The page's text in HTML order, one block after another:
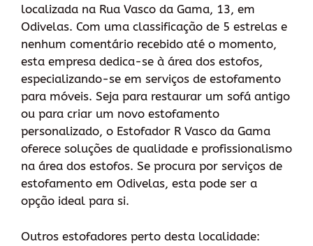
localizada na Rua Vasco da Gama, 13, em
Odivelas. Com uma classificação de 5 estrelas e
nenhum comentário recebido até o momento,
esta empresa dedica-se à área dos estofos,
especializando-se em serviços de estofamento
para móveis. Seja para restaurar um sofá antigo
ou para criar um novo estofamento
personalizado, o Estofador R Vasco da Gama
oferece soluções de qualidade e profissionalismo
na área dos estofos. Se procura por serviços de
estofamento em Odivelas, esta pode ser a
opção ideal para si.
Outros estofadores perto desta localidade: